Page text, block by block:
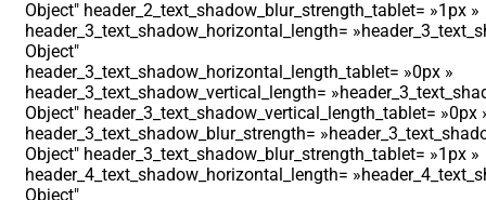
Object″ header_2_text_shadow_blur_strength_tablet= »1px »
header_3_text_shadow_horizontal_length=
Object″
header_3_text_shadow_horizontal_length_tablet= »0px »
header_3_text_shadow_vertical_length=
Object″ header_3_text_shadow_vertical_length_tablet= »0px
header_3_text_shadow_blur_strength=
Object″ header_3_text_shadow_blur_strength_tablet= »1px »
header_4_text_shadow_horizontal_length=
Object″